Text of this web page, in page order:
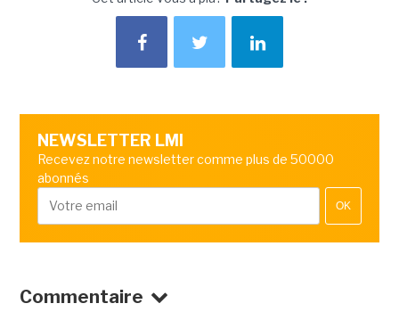
NEWSLETTER LMI
Recevez notre newsletter comme plus de 50000
abonnés
OK
Commentaire